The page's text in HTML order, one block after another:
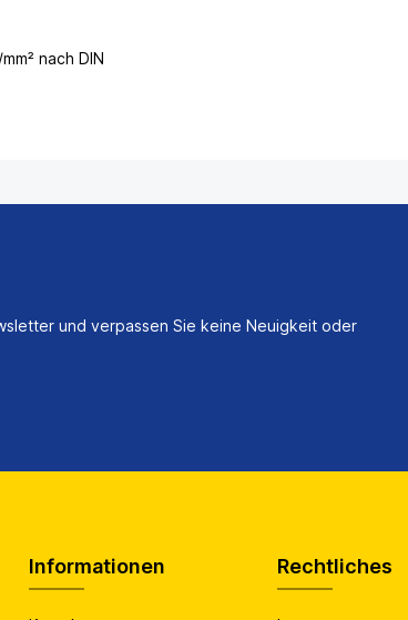
nach DIN
und verpassen Sie keine Neuigkeit oder
Informationen Rechtliches